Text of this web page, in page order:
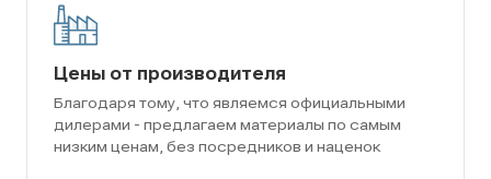
Цены от производителя
Благодаря тому, что являемся официальными
дилерами - предлагаем материалы по самым
низким ценам, без посредников и наценок